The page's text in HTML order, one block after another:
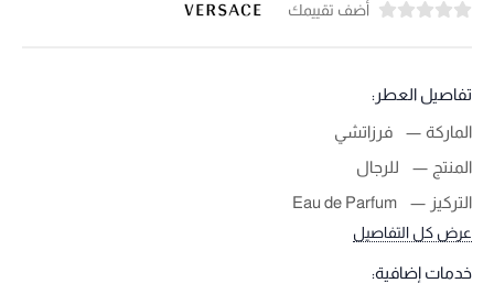
أضف تقييمك
تفاصيل العطر:
الماركة
فرزاتشي
المنتج
للرجال
التركيز
Eau de Parfum
عرض كل التفاصيل
خدمات إضافية: